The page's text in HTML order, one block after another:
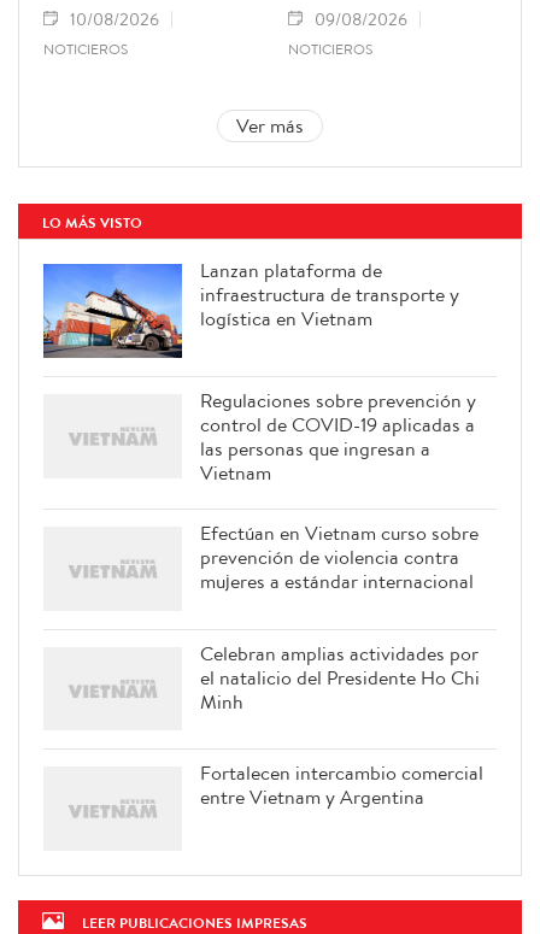
10/08/2026
NOTICIEROS
09/08/2026
NOTICIEROS
Ver más
LO MÁS VISTO
Lanzan plataforma de
infraestructura de transporte y
logística en Vietnam
Regulaciones sobre prevención y
control de COVID-19 aplicadas a
las personas que ingresan a
Vietnam
Efectúan en Vietnam curso sobre
prevención de violencia contra
mujeres a estándar internacional
Celebran amplias actividades por
el natalicio del Presidente Ho Chi
Minh
Fortalecen intercambio comercial
entre Vietnam y Argentina
LEER PUBLICACIONES IMPRESAS